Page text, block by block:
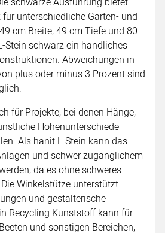
unterschiedliche Garten- und
cm Breite, 49 cm Tiefe und 80
Stein schwarz ein handliches
Abweichungen in
plus oder minus 3 Prozent sind
für Projekte, bei denen Hänge,
Höhenunterschiede
Als hanit L-Stein kann das
und schwer zugänglichem
da es ohne schweres
Winkelstütze unterstützt
und gestalterische
Recycling Kunststoff kann für
und sonstigen Bereichen,